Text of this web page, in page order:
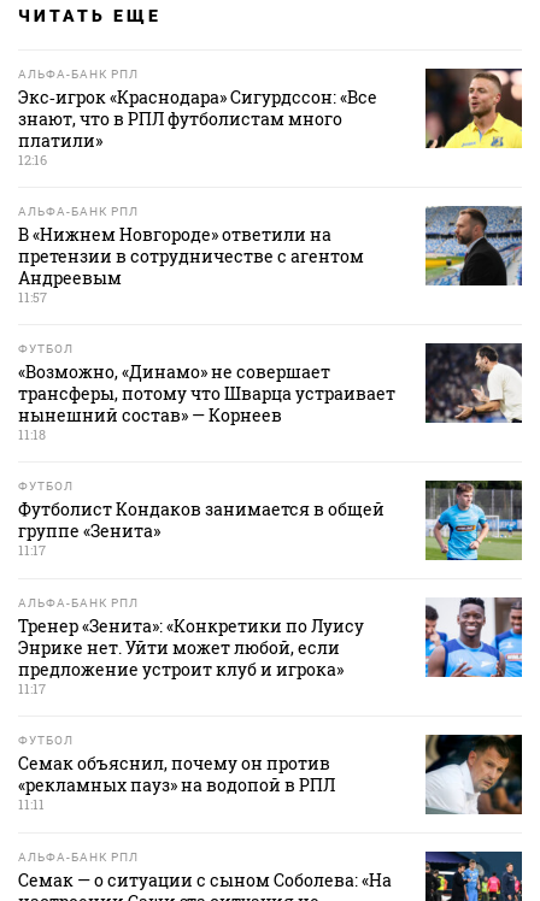
ЧИТАТЬ ЕЩЕ
АЛЬФА-БАНК РПЛ
Экс‑игрок «Краснодара» Сигурдссон: «Все
знают, что в РПЛ футболистам много
платили»
12:16
АЛЬФА-БАНК РПЛ
В «Нижнем Новгороде» ответили на
претензии в сотрудничестве с агентом
Андреевым
11:57
ФУТБОЛ
«Возможно, «Динамо» не совершает
трансферы, потому что Шварца устраивает
нынешний состав» — Корнеев
11:18
ФУТБОЛ
Футболист Кондаков занимается в общей
группе «Зенита»
11:17
АЛЬФА-БАНК РПЛ
Тренер «Зенита»: «Конкретики по Луису
Энрике нет. Уйти может любой, если
предложение устроит клуб и игрока»
11:17
ФУТБОЛ
Семак объяснил, почему он против
«рекламных пауз» на водопой в РПЛ
11:11
АЛЬФА-БАНК РПЛ
Семак — о ситуации с сыном Соболева: «На